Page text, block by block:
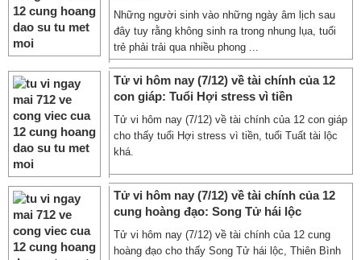
Những người sinh vào những ngày âm lịch sau
đây tuy rằng không sinh ra trong nhung lụa, tuổi
trẻ phải trải qua nhiều phong ...
Tử vi hôm nay (7/12) về tài chính của 12
con giáp: Tuổi Hợi stress vì tiền
Tử vi hôm nay (7/12) về tài chính của 12 con giáp
cho thấy tuổi Hợi stress vì tiền, tuổi Tuất tài lộc
khá.
Tử vi hôm nay (7/12) về tài chính của 12
cung hoàng đạo: Song Tử hái lộc
Tử vi hôm nay (7/12) về tài chính của 12 cung
hoàng đạo cho thấy Song Tử hái lộc, Thiên Bình